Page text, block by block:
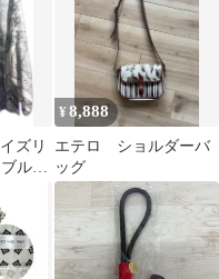
ズリ
ルゾ
¥8,888
エテロ ショルダーバ
ッグ